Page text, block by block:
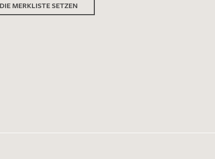
MERKLISTE SETZEN